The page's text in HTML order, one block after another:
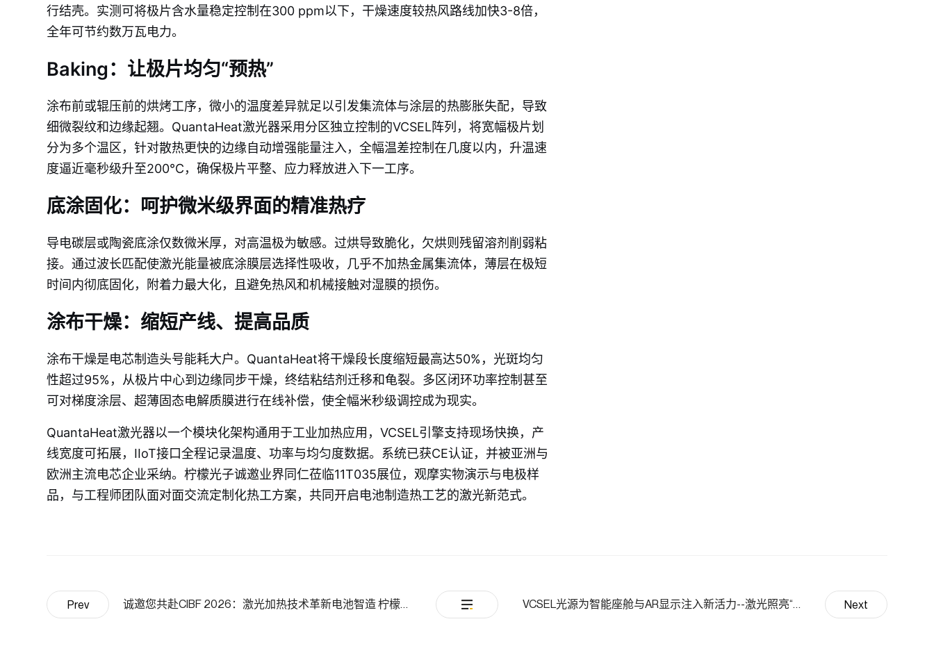
行结壳。实测可将极片含水量稳定控制在300 ppm以下，干燥速度较热风路线加快3-8倍，
全年可节约数万瓦电力。
Baking：让极片均匀“预热”
涂布前或辊压前的烘烤工序，微小的温度差异就足以引发集流体与涂层的热膨胀失配，导致
细微裂纹和边缘起翘。QuantaHeat激光器采用分区独立控制的VCSEL阵列，将宽幅极片划
分为多个温区，针对散热更快的边缘自动增强能量注入，全幅温差控制在几度以内，升温速
度逼近毫秒级升至200°C，确保极片平整、应力释放进入下一工序。
底涂固化：呵护微米级界面的精准热疗
导电碳层或陶瓷底涂仅数微米厚，对高温极为敏感。过烘导致脆化，欠烘则残留溶剂削弱粘
接。通过波长匹配使激光能量被底涂膜层选择性吸收，几乎不加热金属集流体，薄层在极短
时间内彻底固化，附着力最大化，且避免热风和机械接触对湿膜的损伤。
涂布干燥：缩短产线、提高品质
涂布干燥是电芯制造头号能耗大户。QuantaHeat将干燥段长度缩短最高达50%，光斑均匀
性超过95%，从极片中心到边缘同步干燥，终结粘结剂迁移和龟裂。多区闭环功率控制甚至
可对梯度涂层、超薄固态电解质膜进行在线补偿，使全幅米秒级调控成为现实。
QuantaHeat激光器以一个模块化架构通用于工业加热应用，VCSEL引擎支持现场快换，产
线宽度可拓展，IIoT接口全程记录温度、功率与均匀度数据。系统已获CE认证，并被亚洲与
欧洲主流电芯企业采纳。柠檬光子诚邀业界同仁莅临11T035展位，观摩实物演示与电极样
品，与工程师团队面对面交流定制化热工方案，共同开启电池制造热工艺的激光新范式。
Prev 诚邀您共赴CIBF 2026：激光加热技术革新电池智造 柠檬光子 VCSEL光源为智能座舱与AR显示注入新活力--激光照亮“视”界：柠檬光子 Next